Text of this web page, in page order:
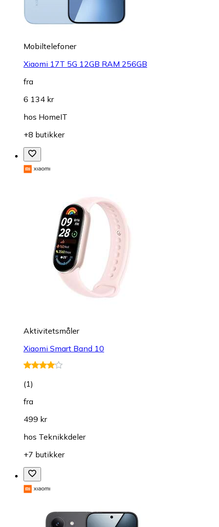
Mobiltelefoner
Xiaomi 17T 5G 12GB RAM 256GB
fra
6 134 kr
hos HomeIT
+8 butikker
Aktivitetsmåler
Xiaomi Smart Band 10
(1)
fra
499 kr
hos Teknikkdeler
+7 butikker